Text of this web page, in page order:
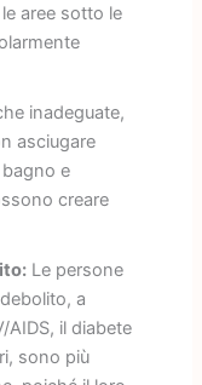
aree sotto le
inadeguate,
asciugare
e
creare
Le persone
a
il diabete
sono più